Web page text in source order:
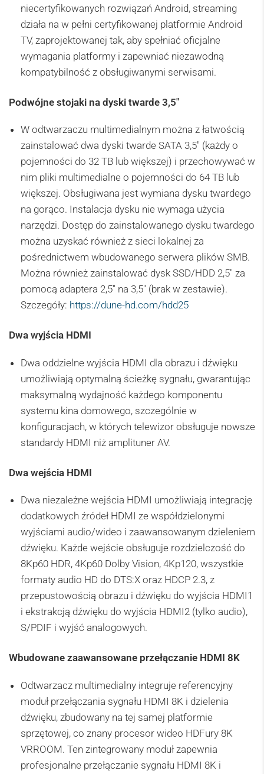
niecertyfikowanych rozwiązań Android, streaming
działa na w pełni certyfikowanej platformie Android
TV, zaprojektowanej tak, aby spełniać oficjalne
wymagania platformy i zapewniać niezawodną
kompatybilność z obsługiwanymi serwisami.
Podwójne stojaki na dyski twarde 3,5″
W odtwarzaczu multimedialnym można z łatwością
zainstalować dwa dyski twarde SATA 3,5″ (każdy o
pojemności do 32 TB lub większej) i przechowywać w
nim pliki multimedialne o pojemności do 64 TB lub
większej. Obsługiwana jest wymiana dysku twardego
na gorąco. Instalacja dysku nie wymaga użycia
narzędzi. Dostęp do zainstalowanego dysku twardego
można uzyskać również z sieci lokalnej za
pośrednictwem wbudowanego serwera plików SMB.
Można również zainstalować dysk SSD/HDD 2,5″ za
pomocą adaptera 2,5″ na 3,5″ (brak w zestawie).
Szczegóły: https://dune-hd.com/hdd25
Dwa wyjścia HDMI
Dwa oddzielne wyjścia HDMI dla obrazu i dźwięku
umożliwiają optymalną ścieżkę sygnału, gwarantując
maksymalną wydajność każdego komponentu
systemu kina domowego, szczególnie w
konfiguracjach, w których telewizor obsługuje nowsze
standardy HDMI niż amplituner AV.
Dwa wejścia HDMI
Dwa niezależne wejścia HDMI umożliwiają integrację
dodatkowych źródeł HDMI ze współdzielonymi
wyjściami audio/wideo i zaawansowanym dzieleniem
dźwięku. Każde wejście obsługuje rozdzielczość do
8Kp60 HDR, 4Kp60 Dolby Vision, 4Kp120, wszystkie
formaty audio HD do DTS:X oraz HDCP 2.3, z
przepustowością obrazu i dźwięku do wyjścia HDMI1
i ekstrakcją dźwięku do wyjścia HDMI2 (tylko audio),
S/PDIF i wyjść analogowych.
Wbudowane zaawansowane przełączanie HDMI 8K
Odtwarzacz multimedialny integruje referencyjny
moduł przełączania sygnału HDMI 8K i dzielenia
dźwięku, zbudowany na tej samej platformie
sprzętowej, co znany procesor wideo HDFury 8K
VRROOM. Ten zintegrowany moduł zapewnia
profesjonalne przełączanie sygnału HDMI 8K i